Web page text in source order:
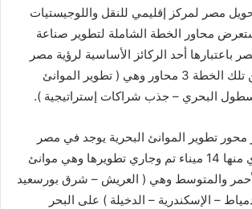
مصر لمركز إقليمي للنقل واللوجيستيات
محاور الخطة الشاملة لتطوير صناعة
باعتبارها أحد الركائز الأساسية لرؤية مصر
2030 وحيث تتضمن تلك الخطة 3 محاور وهي ( تطوير الموانئ
البحري – جذب شراكات إستراتيجية ).
تطوير الموانئ البحرية يوجد في مصر
حالياً 19 ميناء تجاري منها 14 ميناء تم وجاري تطويرها وهي موانئ
والمتوسط وهي ( العريش – شرق بورسعيد
– الإسكندرية – الدخيلة ) على البحر